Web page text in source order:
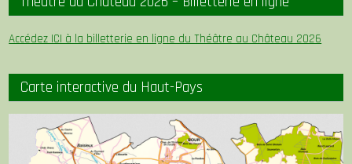
Accédez ICI à la billetterie en ligne du Théâtre au Château 2026
Carte interactive du Haut-Pays